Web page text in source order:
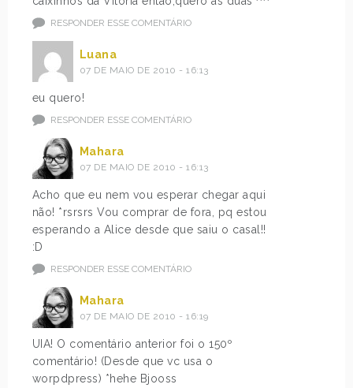
RESPONDER ESSE COMENTÁRIO
Luana
07 DE MAIO DE 2010 - 16:13
eu quero!
RESPONDER ESSE COMENTÁRIO
Mahara
07 DE MAIO DE 2010 - 16:13
Acho que eu nem vou esperar chegar aqui
não! *rsrsrs Vou comprar de fora, pq estou
esperando a Alice desde que saiu o casal!!
:D
RESPONDER ESSE COMENTÁRIO
Mahara
07 DE MAIO DE 2010 - 16:19
UIA! O comentário anterior foi o 150º
comentário! (Desde que vc usa o
worpdpress) *hehe Bjooss